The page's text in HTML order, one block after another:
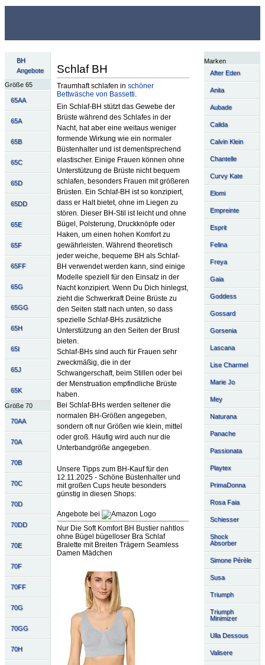
BH
Angebote
Größe 65
65AA
65A
65B
65C
65D
65DD
65E
65F
65FF
65G
65GG
65H
65I
65J
65K
Größe 70
70AA
70A
70B
70C
70D
70DD
70E
70F
70FF
70G
70GG
70H
Marken
After Eden
Anita
Aubade
Calida
Calvin Klein
Chantelle
Curvy Kate
Elomi
Empreinte
Esprit
Felina
Freya
Gaia
Goddess
Gossard
Gorsenia
Lascana
Lise Charmel
Marie Jo
Mey
Naturana
Panache
Passionata
Playtex
PrimaDonna
Rosa Faia
Schiesser
Shock
Absorber
Simone Pérèle
Susa
Triumph
Triumph
Minimizer
Ulla Dessous
Valisere
Schlaf BH
Traumhaft schlafen in schöner
Bettwäsche von Bassetti.
Ein Schlaf-BH stützt das Gewebe der
Brüste während des Schlafes in der
Nacht, hat aber eine weitaus weniger
formende Wirkung wie ein normaler
Büstenhalter und ist dementsprechend
elastischer. Einige Frauen können ohne
Unterstützung de Brüste nicht bequem
schlafen, besonders Frauen mit größeren
Brüsten. Ein Schlaf-BH ist so konzipiert,
dass er Halt bietet, ohne im Liegen zu
stören. Dieser BH-Stil ist leicht und ohne
Bügel, Polsterung, Druckknöpfe oder
Haken, um einen hohen Komfort zu
gewährleisten. Während theoretisch
jeder weiche, bequeme BH als Schlaf-
BH verwendet werden kann, sind einige
Modelle speziell für den Einsatz in der
Nacht konzipiert. Wenn Du Dich hinlegst,
zieht die Schwerkraft Deine Brüste zu
den Seiten statt nach unten, so dass
spezielle Schlaf-BHs zusätzliche
Unterstützung an den Seiten der Brust
bieten.
Schlaf-BHs sind auch für Frauen sehr
zweckmäßig, die in der
Schwangerschaft, beim Stillen oder bei
der Menstruation empfindliche Brüste
haben.
Bei Schlaf-BHs werden seltener die
normalen BH-Größen angegeben,
sondern oft nur Größen wie klein, mittel
oder groß. Häufig wird auch nur die
Unterbandgröße angegeben.
Unsere Tipps zum BH-Kauf für den
12.11.2025 - Schöne Büstenhalter und
mit großen Cups heute besonders
günstig in diesen Shops:
Angebote bei
Nur Die Soft Komfort BH Bustier nahtlos
ohne Bügel bügelloser Bra Schlaf
Bralette mit Breiten Trägern Seamless
Damen Mädchen